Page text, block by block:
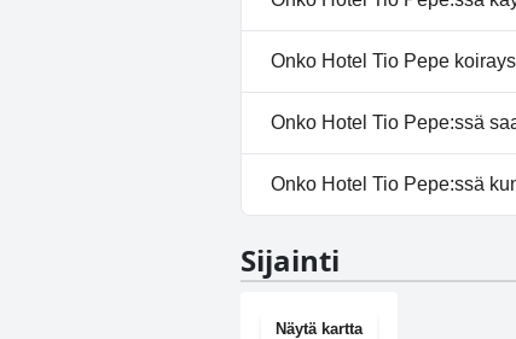
Ei, Hotel Tio Pepe ei tarjoa
Onko Hotel Tio Pepe
Ei, Hotel Tio Pepe ei salli
Onko Hotel Tio Pepe:ssä
Ei, Hotel Tio Pepe ei tarjoa
Onko Hotel Tio Pepe:ssä
Sijainti
Näytä kartta